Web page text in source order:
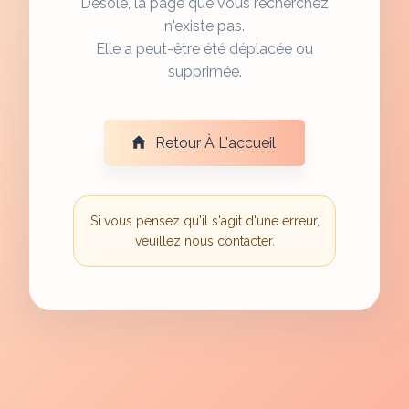
n'existe pas.
Elle a peut-être été déplacée ou
supprimée.
Retour À L'accueil
Si vous pensez qu'il s'agit d'une erreur,
veuillez nous contacter.